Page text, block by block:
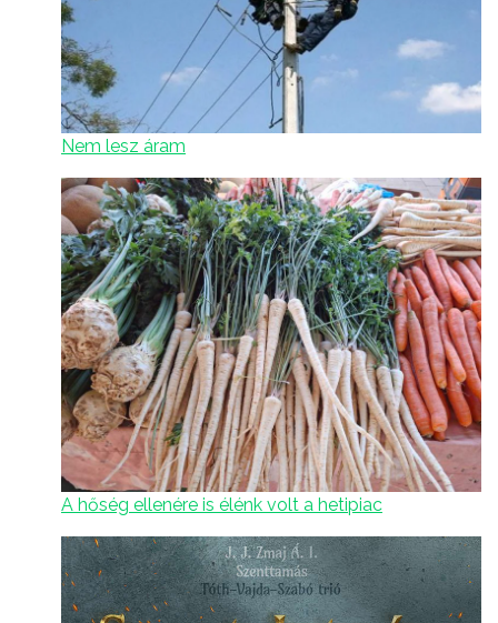
Nem lesz áram
A hőség ellenére is élénk volt a hetipiac